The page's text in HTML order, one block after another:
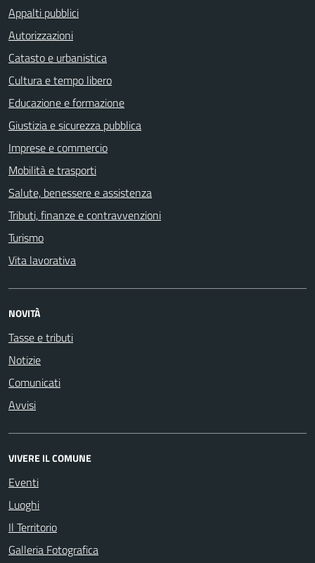
Appalti pubblici
Autorizzazioni
Catasto e urbanistica
Cultura e tempo libero
Educazione e formazione
Giustizia e sicurezza pubblica
Imprese e commercio
Mobilità e trasporti
Salute, benessere e assistenza
Tributi, finanze e contravvenzioni
Turismo
Vita lavorativa
NOVITÀ
Tasse e tributi
Notizie
Comunicati
Avvisi
VIVERE IL COMUNE
Eventi
Luoghi
Il Territorio
Galleria Fotografica